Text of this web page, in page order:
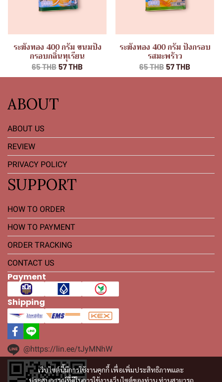
ระฆังทอง 400 กรัม ขนมปัง
กรอบกลิ่นทุเรียน
65 THB 57 THB
ระฆังทอง 400 กรัม ปังกรอบ
รสมะพร้าว
65 THB 57 THB
เว็บไซต์นี้มีการใช้งานคุกกี้ เพื่อเพิ่มประสิทธิภาพและ
ประสบการณ์ที่ดีในการใช้งานเว็บไซต์ของท่าน ท่านสามารถ
ABOUT
ABOUT US
REVIEW
PRIVACY POLICY
SUPPORT
HOW TO ORDER
HOW TO PAYMENT
ORDER TRACKING
CONTACT US
Payment
Shipping
@https://lin.ee/tJyMNhW